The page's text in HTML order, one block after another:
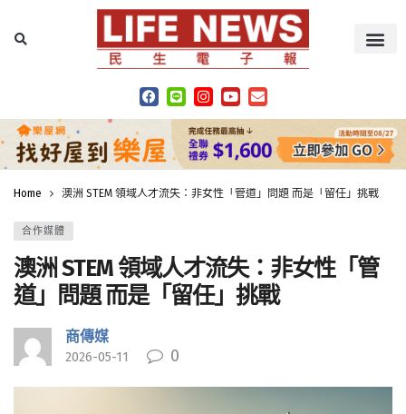
Home 澳洲 STEM 領域人才流失：非女性「管道」問題 而是「留任」挑戰
合作媒體
澳洲 STEM 領域人才流失：非女性「管
道」問題 而是「留任」挑戰
商傳媒
2026-05-11 0